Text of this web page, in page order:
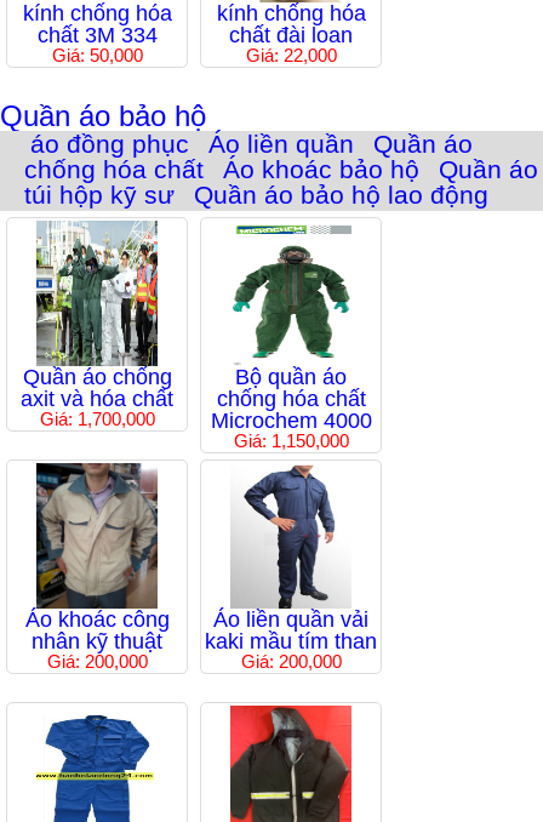
kính chống hóa
chất 3M 334
Giá: 50,000
kính chống hóa
chất đài loan
Giá: 22,000
Quần áo bảo hộ
áo đồng phục Áo liền quần
Quần áo
chống hóa chất
Áo khoác bảo hộ
Quần áo
túi hộp kỹ sư
Quần áo bảo hộ lao động
Quần áo chống
axit và hóa chất
Giá: 1,700,000
Bộ quần áo
chống hóa chất
Microchem 4000
Giá: 1,150,000
Áo khoác công
nhân kỹ thuật
Giá: 200,000
Áo liền quần vải
kaki mầu tím than
Giá: 200,000